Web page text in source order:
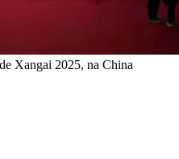
Xangai 2025, na China